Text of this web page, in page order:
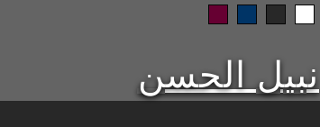
نبيل الحسن